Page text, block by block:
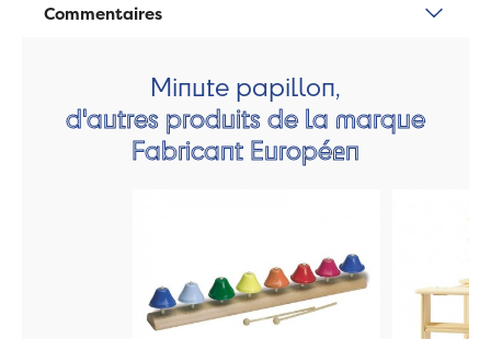
Commentaires
Minute papillon,
d'autres produits de la marque
Fabricant Européen